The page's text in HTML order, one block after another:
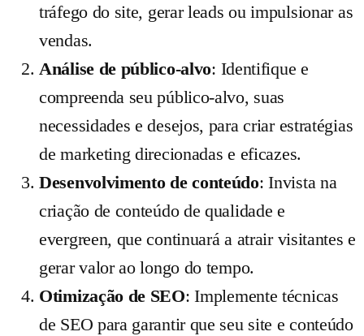
tráfego do site, gerar leads ou impulsionar as
vendas.
Análise de público-alvo: Identifique e
compreenda seu público-alvo, suas
necessidades e desejos, para criar estratégias
de marketing direcionadas e eficazes.
Desenvolvimento de conteúdo: Invista na
criação de conteúdo de qualidade e
evergreen, que continuará a atrair visitantes e
gerar valor ao longo do tempo.
Otimização de SEO: Implemente técnicas
de SEO para garantir que seu site e conteúdo